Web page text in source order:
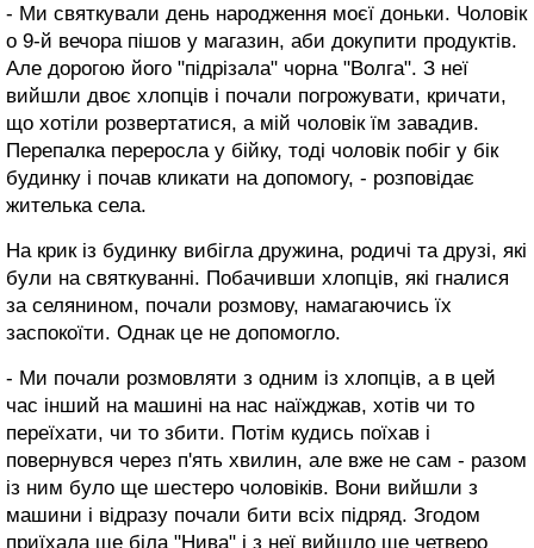
- Ми святкували день народження моєї доньки. Чоловік
о 9-й вечора пішов у магазин, аби докупити продуктів.
Але дорогою його "підрізала" чорна "Волга". З неї
вийшли двоє хлопців і почали погрожувати, кричати,
що хотіли розвертатися, а мій чоловік їм завадив.
Перепалка переросла у бійку, тоді чоловік побіг у бік
будинку і почав кликати на допомогу, - розповідає
жителька села.
На крик із будинку вибігла дружина, родичі та друзі, які
були на святкуванні. Побачивши хлопців, які гналися
за селянином, почали розмову, намагаючись їх
заспокоїти. Однак це не допомогло.
- Ми почали розмовляти з одним із хлопців, а в цей
час інший на машині на нас наїжджав, хотів чи то
переїхати, чи то збити. Потім кудись поїхав і
повернувся через п'ять хвилин, але вже не сам - разом
із ним було ще шестеро чоловіків. Вони вийшли з
машини і відразу почали бити всіх підряд. Згодом
приїхала ще біла "Нива" і з неї вийшло ще четверо